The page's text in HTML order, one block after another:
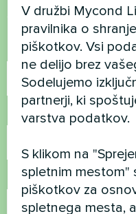
Stopite v stik z
Ime
Telefonska številka
E-pošta
V družbi Mycond
pravilnika o
piškotkov. Vsi
ne delijo brez
Sodelujemo
partnerji, ki
varstva podatkov.
S klikom na
spletnim mestom"
piškotkov za
spletnega mesta,